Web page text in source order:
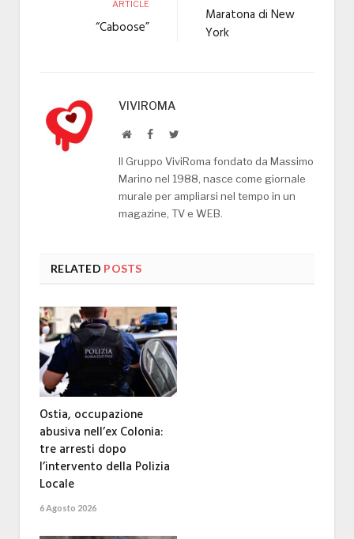
ARTICLE
“Caboose”
Maratona di New
York
VIVIROMA
WebsiteFacebookTwitter
Il Gruppo ViviRoma fondato da Massimo
Marino nel 1988, nasce come giornale
murale per ampliarsi nel tempo in un
magazine, TV e WEB.
RELATED POSTS
Ostia, occupazione
abusiva nell’ex Colonia:
tre arresti dopo
l’intervento della Polizia
Locale
6 Agosto 2026